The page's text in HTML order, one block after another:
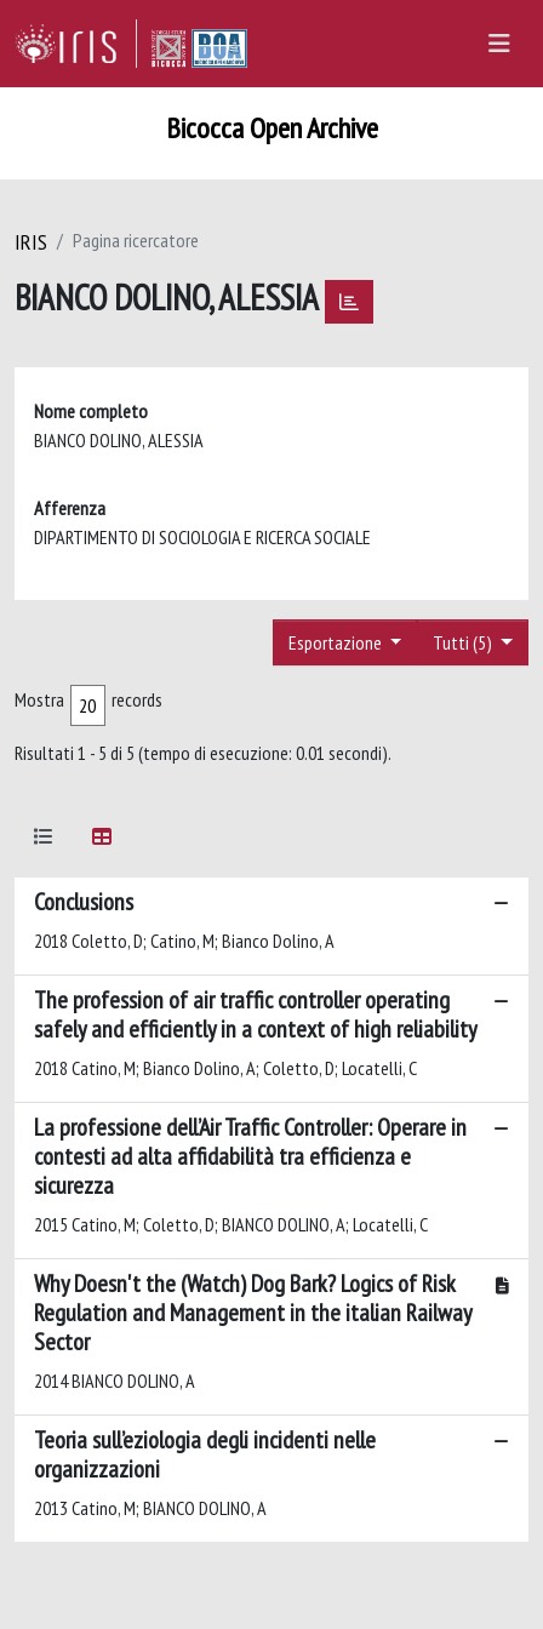
Bicocca Open Archive
IRIS Pagina ricercatore
BIANCO DOLINO, ALESSIA
Nome completo
BIANCO DOLINO, ALESSIA
Afferenza
DIPARTIMENTO DI SOCIOLOGIA E RICERCA SOCIALE
Tutti (5)
Esportazione
Mostra records
Risultati 1 - 5 di 5 (tempo di esecuzione: 0.01 secondi).
Conclusions
2018 Coletto, D; Catino, M; Bianco Dolino, A
The profession of air traffic controller operating
safely and efficiently in a context of high reliability
2018 Catino, M; Bianco Dolino, A; Coletto, D; Locatelli, C
La professione dell’Air Traffic Controller: Operare in
contesti ad alta affidabilità tra efficienza e
sicurezza
2015 Catino, M; Coletto, D; BIANCO DOLINO, A; Locatelli, C
Why Doesn't the (Watch) Dog Bark? Logics of Risk
Regulation and Management in the italian Railway
Sector
2014 BIANCO DOLINO, A
Teoria sull’eziologia degli incidenti nelle
organizzazioni
2013 Catino, M; BIANCO DOLINO, A